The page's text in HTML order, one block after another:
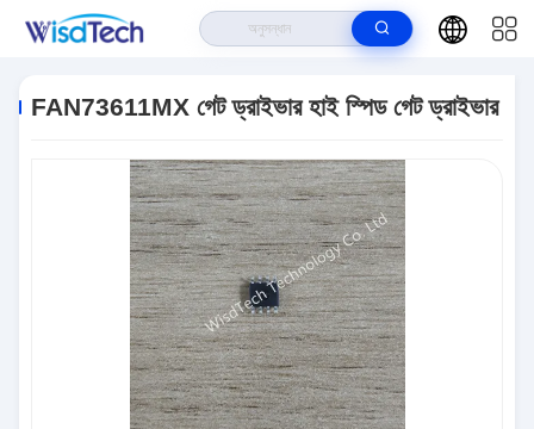
FAN73611MX গেট ড্রাইভার হাই স্পিড গেট ড্রাইভার